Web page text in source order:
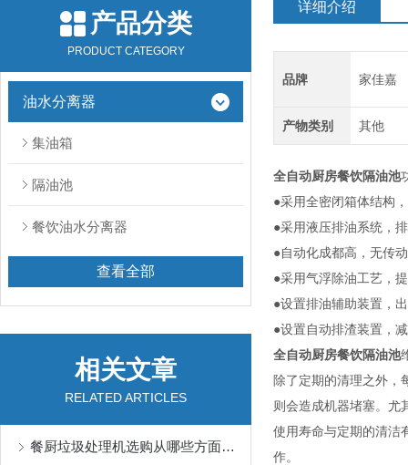
产品分类
PRODUCT CATEGORY
油水分离器
集油箱
隔油池
餐饮油水分离器
查看全部
相关文章
RELATED ARTICLES
餐厨垃圾处理机选购从哪些方面考虑？
详细介绍
品牌 家佳嘉
产物类别 其他
全自动厨房餐饮隔油池
●采用全密闭箱体结构
●采用液压排油系统，
●自动化成都高，无传
●采用气浮除油工艺，
●设置排油辅助装置，
●设置自动排渣装置，
全自动厨房餐饮隔油池
除了定期的清理之外，
则会造成机器堵塞。尤
使用寿命与定期的清洁
作。